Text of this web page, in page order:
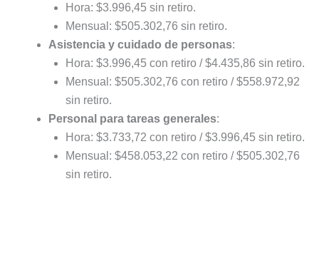
Hora: $3.996,45 sin retiro.
Mensual: $505.302,76 sin retiro.
Asistencia y cuidado de personas:
Hora: $3.996,45 con retiro / $4.435,86 sin retiro.
Mensual: $505.302,76 con retiro / $558.972,92
sin retiro.
Personal para tareas generales:
Hora: $3.733,72 con retiro / $3.996,45 sin retiro.
Mensual: $458.053,22 con retiro / $505.302,76
sin retiro.